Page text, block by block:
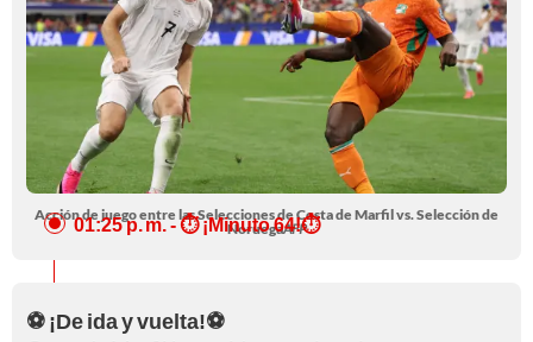
Acción de juego entre las Selecciones de Costa de Marfil vs. Selección de
NoruegaAFP
01:25 p. m.- ⏱️ ¡Minuto 64!⏱️
⚽ ¡De ida y vuelta!⚽